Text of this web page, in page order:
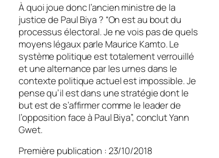
À quoi joue donc l’ancien ministre de la
justice de Paul Biya ? “On est au bout du
processus électoral. Je ne vois pas de quels
moyens légaux parle Maurice Kamto. Le
système politique est totalement verrouillé
et une alternance par les urnes dans le
contexte politique actuel est impossible. Je
pense qu’il est dans une stratégie dont le
but est de s’affirmer comme le leader de
l’opposition face à Paul Biya”, conclut Yann
Gwet.
Première publication : 23/10/2018